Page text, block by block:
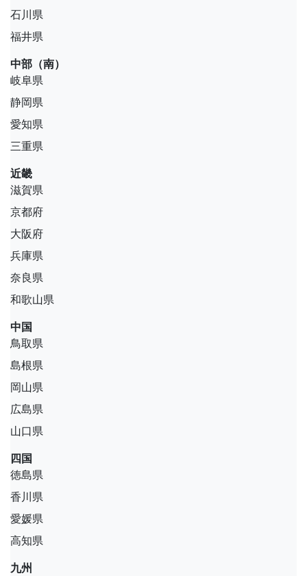
石川県
福井県
中部（南）
岐阜県
静岡県
愛知県
三重県
近畿
滋賀県
京都府
大阪府
兵庫県
奈良県
和歌山県
中国
鳥取県
島根県
岡山県
広島県
山口県
四国
徳島県
香川県
愛媛県
高知県
九州